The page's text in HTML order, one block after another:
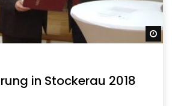
in Stockerau 2018